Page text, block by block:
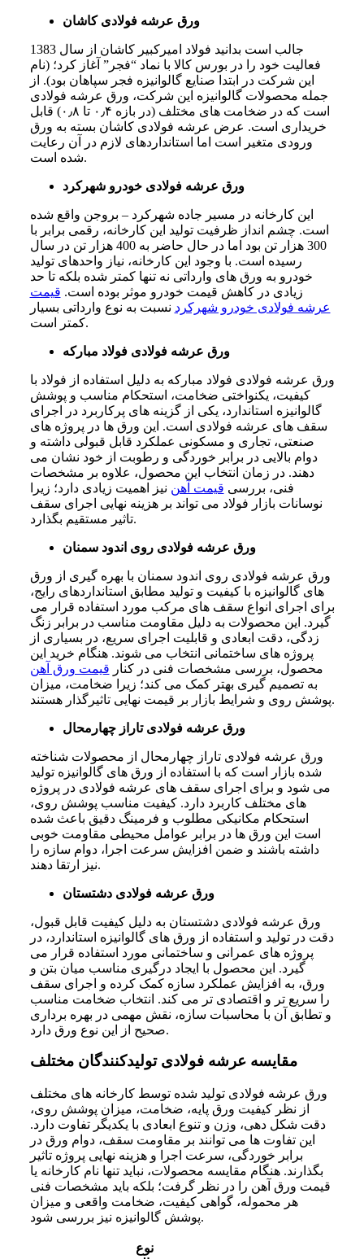
ورق عرشه فولادی کاشان
جالب است بدانید فولاد امیرکبیر کاشان از سال 1383
فعالیت خود را در بورس کالا با نماد “فجر” آغاز کرد؛ (نام
این شرکت در ابتدا صنایع گالوانیزه فجر سپاهان بود). از
جمله محصولات گالوانیزه این شرکت، ورق عرشه فولادی
است که در ضخامت‌ های مختلف (در بازه ۰٫۴ تا ۰٫۸) قابل
خریداری است. عرض عرشه فولادی کاشان بسته به ورق
ورودی متغیر است اما استانداردهای لازم در آن رعایت
شده است.
ورق عرشه فولادی خودرو شهرکرد
این کارخانه در مسیر جاده شهرکرد – بروجن واقع شده
است. چشم انداز ظرفیت تولید این کارخانه، رقمی برابر با
300 هزار تن بود اما در حال حاضر به 400 هزار تن در سال
رسیده است. با وجود این کارخانه، نیاز واحدهای تولید
خودرو به ورق‌ های وارداتی نه تنها کمتر شده بلکه تا حد
زیادی در کاهش قیمت خودرو موثر بوده است. قیمت
عرشه فولادی خودرو شهرکرد نسبت به نوع وارداتی بسیار
کمتر است.
ورق عرشه فولادی فولاد مبارکه
ورق عرشه فولادی فولاد مبارکه به دلیل استفاده از فولاد با
کیفیت، یکنواختی ضخامت، استحکام مناسب و پوشش
گالوانیزه استاندارد، یکی از گزینه های پرکاربرد در اجرای
سقف های عرشه فولادی است. این ورق ها در پروژه های
صنعتی، تجاری و مسکونی عملکرد قابل قبولی داشته و
دوام بالایی در برابر خوردگی و رطوبت از خود نشان می
دهند. در زمان انتخاب این محصول، علاوه بر مشخصات
فنی، بررسی قیمت آهن نیز اهمیت زیادی دارد؛ زیرا
نوسانات بازار فولاد می تواند بر هزینه نهایی اجرای سقف
تاثیر مستقیم بگذارد.
ورق عرشه فولادی روی اندود سمنان
ورق عرشه فولادی روی اندود سمنان با بهره گیری از ورق
های گالوانیزه با کیفیت و تولید مطابق استانداردهای رایج،
برای اجرای انواع سقف های مرکب مورد استفاده قرار می
گیرد. این محصولات به دلیل مقاومت مناسب در برابر زنگ
زدگی، دقت ابعادی و قابلیت اجرای سریع، در بسیاری از
پروژه های ساختمانی انتخاب می شوند. هنگام خرید این
محصول، بررسی مشخصات فنی در کنار قیمت ورق آهن
به تصمیم گیری بهتر کمک می کند؛ زیرا ضخامت، میزان
پوشش روی و شرایط بازار بر قیمت نهایی تاثیرگذار هستند.
ورق عرشه فولادی تاراز چهارمحال
ورق عرشه فولادی تاراز چهارمحال از محصولات شناخته
شده بازار است که با استفاده از ورق های گالوانیزه تولید
می شود و برای اجرای سقف های عرشه فولادی در پروژه
های مختلف کاربرد دارد. کیفیت مناسب پوشش روی،
استحکام مکانیکی مطلوب و فرمینگ دقیق باعث شده
است این ورق ها در برابر عوامل محیطی مقاومت خوبی
داشته باشند و ضمن افزایش سرعت اجرا، دوام سازه را
نیز ارتقا دهند.
ورق عرشه فولادی دشتستان
ورق عرشه فولادی دشتستان به دلیل کیفیت قابل قبول،
دقت در تولید و استفاده از ورق های گالوانیزه استاندارد، در
پروژه های عمرانی و ساختمانی مورد استفاده قرار می
گیرد. این محصول با ایجاد درگیری مناسب میان بتن و
ورق، به افزایش عملکرد سازه کمک کرده و اجرای سقف
را سریع تر و اقتصادی تر می کند. انتخاب ضخامت مناسب
و تطابق آن با محاسبات سازه، نقش مهمی در بهره برداری
صحیح از این نوع ورق دارد.
مقایسه عرشه فولادی تولیدکنندگان مختلف
ورق عرشه فولادی تولید شده توسط کارخانه های مختلف
از نظر کیفیت ورق پایه، ضخامت، میزان پوشش روی،
دقت شکل دهی، وزن و تنوع ابعادی با یکدیگر تفاوت دارد.
این تفاوت ها می توانند بر مقاومت سقف، دوام ورق در
برابر خوردگی، سرعت اجرا و هزینه نهایی پروژه تاثیر
بگذارند. هنگام مقایسه محصولات، نباید تنها نام کارخانه یا
قیمت ورق آهن را در نظر گرفت؛ بلکه باید مشخصات فنی
هر محموله، گواهی کیفیت، ضخامت واقعی و میزان
پوشش گالوانیزه نیز بررسی شود.
نوع